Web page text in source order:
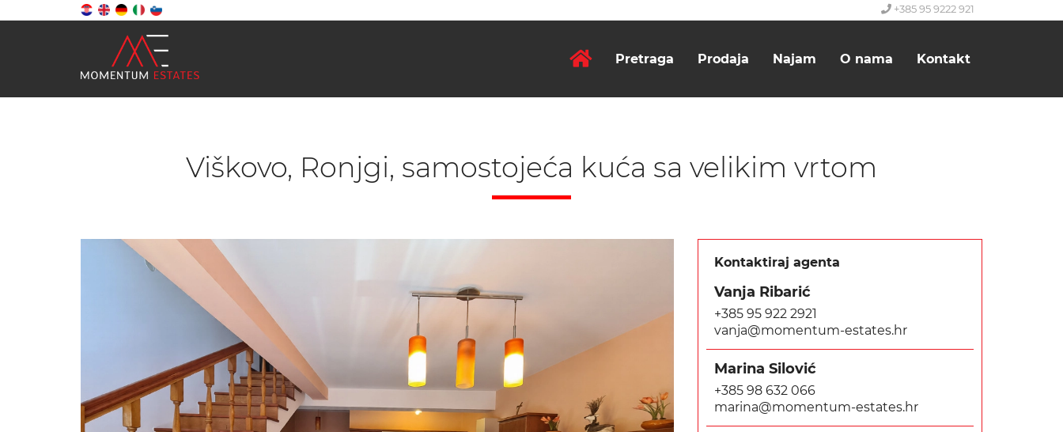
+385 95 9222 921
Pretraga Prodaja Najam O nama Kontakt
Viškovo, Ronjgi, samostojeća kuća sa velikim vrtom
Kontaktiraj agenta
Vanja Ribarić
+385 95 922 2921
vanja@momentum-estates.hr
Marina Silović
+385 98 632 066
marina@momentum-estates.hr